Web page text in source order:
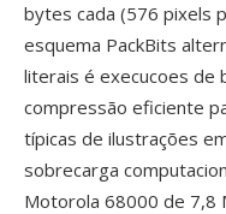
bytes cada (576 pixels
esquema PackBits
literais é execucoes
compressão eficiente
típicas de ilustrações
sobrecarga
Motorola 68000 de 7,8